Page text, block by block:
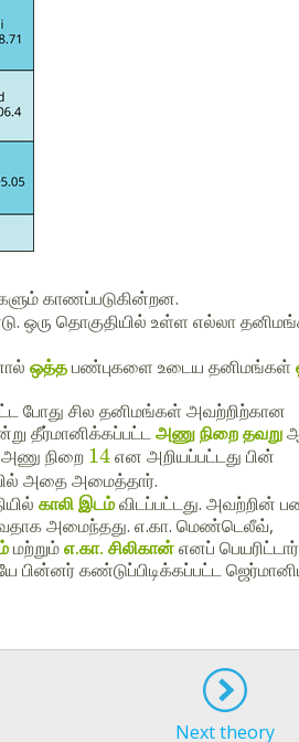
காணப்படுகின்றன.
ஒரு தொகுதியில் உள்ள எல்லா
ஒத்தபண்புகளை உடைய தனிமங்கள்
போது சில தனிமங்கள் அவற்றிற்கான
தீர்மானிக்கப்பட்டஅணு நிறை தவறு
அணு நிறை 14என அறியப்பட்டது பின்
அதை அமைத்தார்.
காலி இடம்விடப்பட்டது. அவற்றின்
அமைந்தது. எ.கா. மெண்டெலீவ்,
மற்றும்எ.கா. சிலிகான்எனப்
பின்னர் கண்டுப்பிடிக்கப்பட்ட
Next theory